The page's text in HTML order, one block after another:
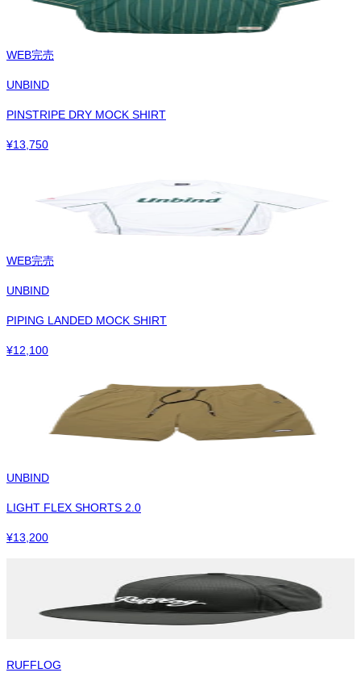
WEB完売
UNBIND
PINSTRIPE DRY MOCK SHIRT
¥13,750
WEB完売
UNBIND
PIPING LANDED MOCK SHIRT
¥12,100
UNBIND
LIGHT FLEX SHORTS 2.0
¥13,200
RUFFLOG